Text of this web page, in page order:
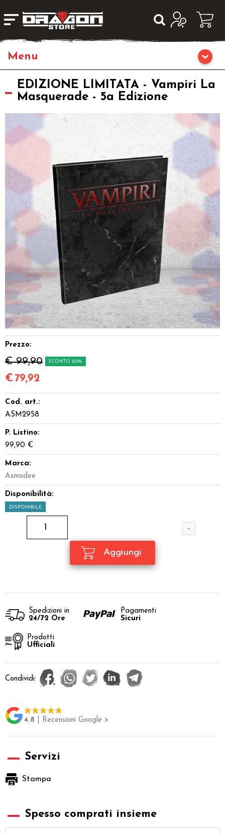
Giochi da Tavolo
Librigame
Giochi di Carte Collezionabili
Miniature
Dadi
Accessori
Giocattoli e Gadget
Offerte del Dragone
EDIZIONE LIMITATA - Vampiri La
Masquerade - 5a Edizione
Prezzo:
€ 99,90 SCONTO 20%
€ 79,92
Cod. art.:
ASM2958
P. Listino:
99,90 €
Marca:
Asmodee
Disponibilità:
DISPONIBILE
Spedizioni in
24/72 Ore
Pagamenti
Sicuri
Prodotti
Ufficiali
Condividi:
4.8 | Recensioni Google >
Servizi
Stampa
Spesso comprati insieme